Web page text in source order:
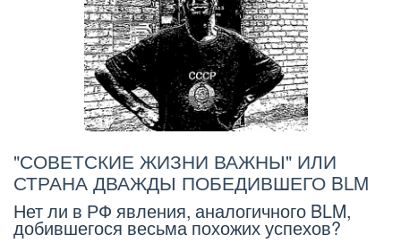
"СОВЕТСКИЕ ЖИЗНИ ВАЖНЫ" ИЛИ
СТРАНА ДВАЖДЫ ПОБЕДИВШЕГО BLM
Нет ли в РФ явления, аналогичного BLM,
добившегося весьма похожих успехов?